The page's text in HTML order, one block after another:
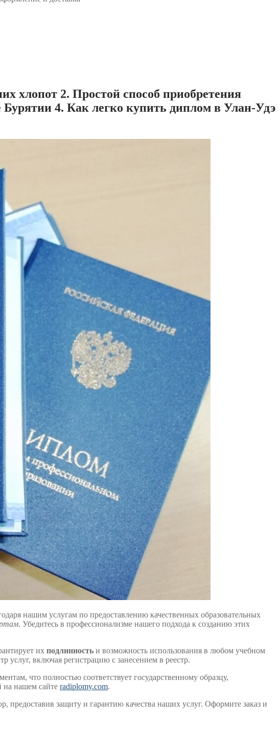
хлопот 2. Простой способ приобретения
4. Как легко купить диплом в Улан-Удэ
нашим услугам по предоставлению качественных образовательных
. Убедитесь в профессионализме нашего подхода к созданию этих
их подлинность и возможность использования в любом учебном
включая регистрацию с занесением в реестр.
что полностью соответствует государственному образцу,
на нашем сайте radiplomy.com.
защиту и гарантию качества наших услуг. Оформите заказ и